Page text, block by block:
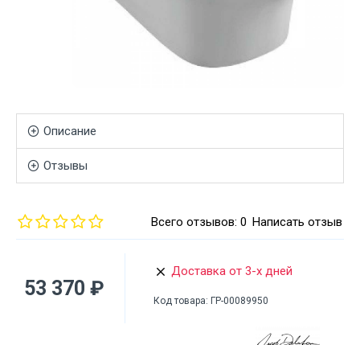
Описание
Отзывы
Всего отзывов: 0 Написать отзыв
53 370 ₽
Доставка от 3-х дней
Код товара: ГР-00089950